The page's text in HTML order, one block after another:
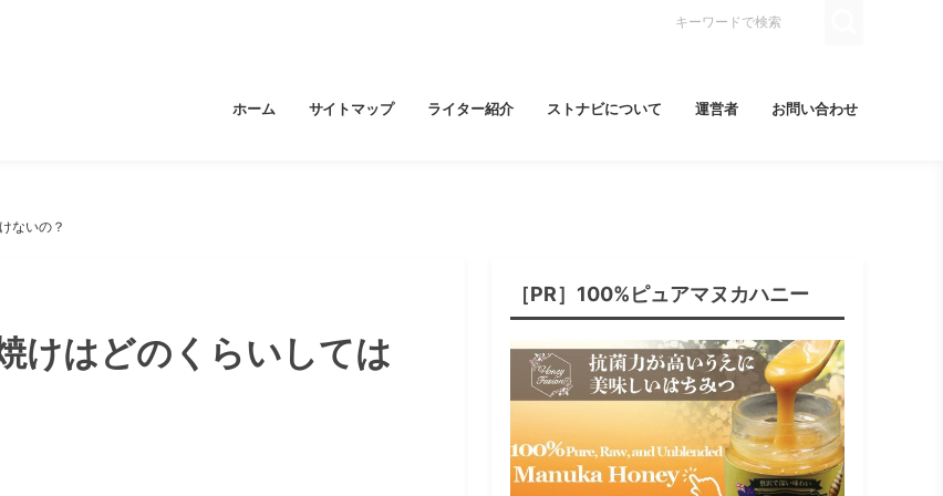
ホーム サイトマップ ライター紹介 ストナビについて 運営者 お問い合わせ
ないの？
けはどのくらいしては
［PR］100%ピュアマヌカハニー